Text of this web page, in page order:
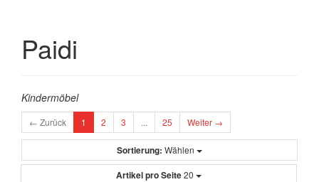
Paidi
Kindermöbel
← Zurück 1 2 3 ... 25 Weiter →
Sortierung: Wählen
Artikel pro Seite20